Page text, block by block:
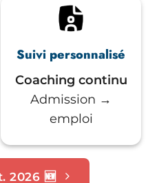
Suivi personnalisé
Coaching continu
Admission →
emploi
2026 🆕